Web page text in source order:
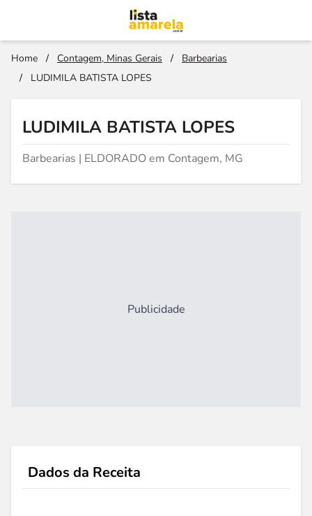
Home / Contagem, Minas Gerais /
Barbearias
/
LUDIMILA BATISTA LOPES
LUDIMILA BATISTA LOPES
Barbearias | ELDORADO em Contagem, MG
Publicidade
Dados da Receita